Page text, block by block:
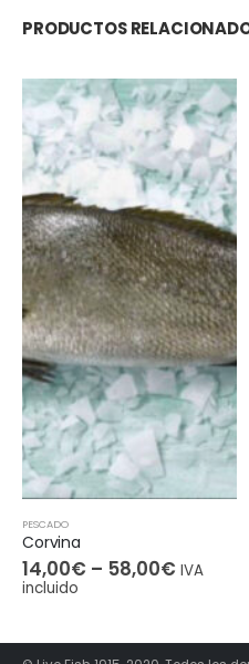
PRODUCTOS
PESCADO
Sardina
5,70€ IVA incluido